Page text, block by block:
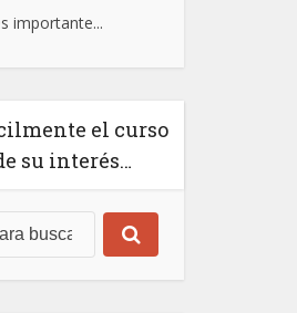
importante...
el curso
su interés…